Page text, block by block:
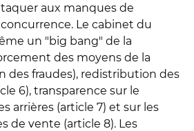
aux manques de
Le cabinet du
un "big bang" de la
des moyens de la
des fraudes), redistribution des
6), transparence sur le
arrières (article 7) et sur les
de vente (article 8). Les